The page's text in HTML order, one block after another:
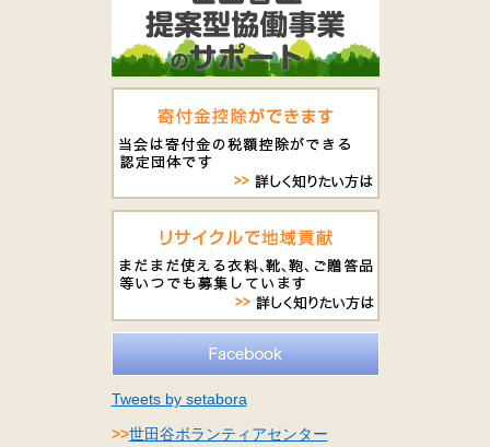
Tweets by setabora
>>世田谷ボランティアセンター